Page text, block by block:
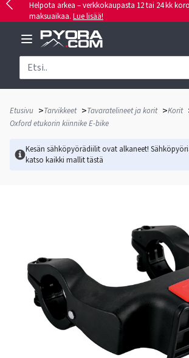
Helpota arkea – verkkokaupasta 12 tai 24 kk
maksuaikaa. Lue lisää!
Etusivu >Tarvikkeet >Tavaratelineet ja korit >Korit
Oxford etukorin kiinnike E-bike
Kesän sähköpyörädiilit ovat alkaneet!
katso kaikki mallittästä